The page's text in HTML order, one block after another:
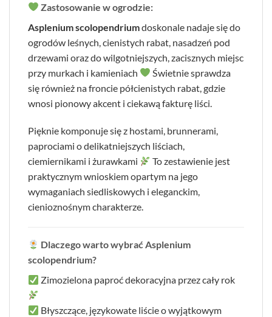
Zastosowanie w ogrodzie:
Asplenium scolopendriumdoskonale nadaje się do
ogrodów leśnych, cienistych rabat, nasadzeń pod
drzewami oraz do wilgotniejszych, zacisznych miejsc
przy murkach i kamieniach
Świetnie sprawdza
się również na froncie półcienistych rabat, gdzie
wnosi pionowy akcent i ciekawą fakturę liści.
Pięknie komponuje się z hostami, brunnerami,
paprociami o delikatniejszych liściach,
ciemiernikami i żurawkami
To zestawienie jest
praktycznym wnioskiem opartym na jego
wymaganiach siedliskowych i eleganckim,
cienioznośnym charakterze.
Dlaczego warto wybrać Asplenium
scolopendrium?
Zimozielona paproć dekoracyjna przez cały rok
Błyszczące, językowate liście o wyjątkowym